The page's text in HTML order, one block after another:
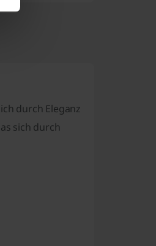
durch Eleganz
sich durch